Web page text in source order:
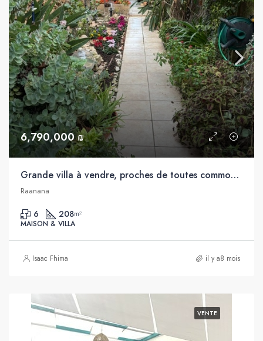
6,790,000 ₪
Grande villa à vendre, proches de toutes commodités, Raanana
Raanana
6 208m²
MAISON & VILLA
Isaac Fhima il y a8 mois
VENTE